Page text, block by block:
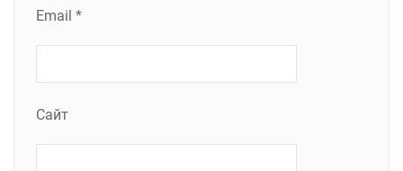
Email *
Сайт